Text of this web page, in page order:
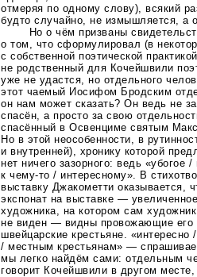
отмеряя по одному слову), всякий
будто случайно, не измышляется, а
Но о чём призваны
о том, что сформулировал (в
с собственной поэтической
не родственный для Кочейшвили
уже не удастся, но отдельного
этот чаемый Иосифом Бродским
он нам может сказать? Он ведь не
спасён, а просто за свою
спасённый в Освенциме святым
Но в этой неособенности, в
и внутренней), хронику которой
нет ничего зазорного: ведь «убогое
кчему-то / интересному». В
выставку Джакометти оказывается,
экспонат на выставке —
художника, на котором сам
не виден — видны провожающие его
швейцарские крестьяне.
/ местным крестьянам» —
мы легко найдём сами: отдельным
говорит Кочейшвили в другом месте,